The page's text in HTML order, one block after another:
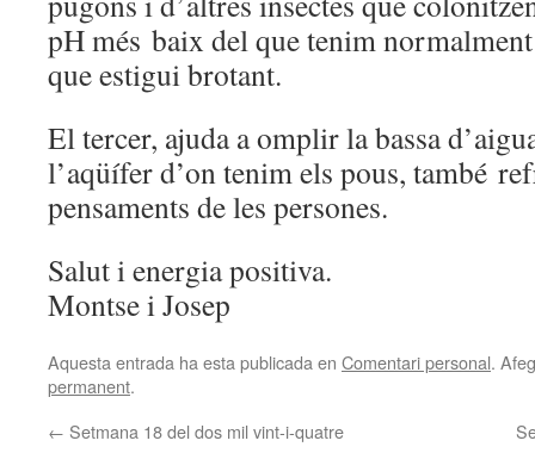
pH més baix del que tenim
que estigui brotant.
El tercer, ajuda a omplir la bassa
l’aqüífer d’on tenim els pous, també
pensaments de les persones.
Salut i energia positiva.
Montse i Josep
Aquesta entrada ha esta publicada en Comentari personal.
permanent.
← Setmana 18 del dos mil vint-i-quatre